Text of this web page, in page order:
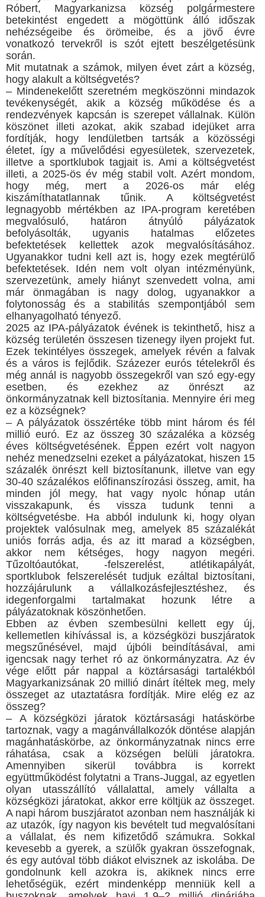
Róbert, Magyarkanizsa község polgármestere
betekintést engedett a mögöttünk álló időszak
nehézségeibe és örömeibe, és a jövő évre
vonatkozó tervekről is szót ejtett beszélgetésünk
során.
Mit mutatnak a számok, milyen évet zárt a község,
hogy alakult a költségvetés?
– Mindenekelőtt szeretném megköszönni mindazok
tevékenységét, akik a község működése és a
rendezvények kapcsán is szerepet vállalnak. Külön
köszönet illeti azokat, akik szabad idejüket arra
fordítják, hogy lendületben tartsák a közösségi
életet, így a művelődési egyesületek, szervezetek,
illetve a sportklubok tagjait is. Ami a költségvetést
illeti, a 2025-ös év még stabil volt. Azért mondom,
hogy még, mert a 2026-os már elég
kiszámíthatatlannak tűnik. A költségvetést
legnagyobb mértékben az IPA-program keretében
megvalósuló, határon átnyúló pályázatok
befolyásolták, ugyanis hatalmas előzetes
befektetések kellettek azok megvalósításához.
Ugyanakkor tudni kell azt is, hogy ezek megtérülő
befektetések. Idén nem volt olyan intézményünk,
szervezetünk, amely hiányt szenvedett volna, ami
már önmagában is nagy dolog, ugyanakkor a
folytonosság és a stabilitás szempontjából sem
elhanyagolható tényező.
2025 az IPA-pályázatok évének is tekinthető, hisz a
község területén összesen tizenegy ilyen projekt fut.
Ezek tekintélyes összegek, amelyek révén a falvak
és a város is fejlődik. Százezer eurós tételekről és
még annál is nagyobb összegekről van szó egy-egy
esetben, és ezekhez az önrészt az
önkormányzatnak kell biztosítania. Mennyire éri meg
ez a községnek?
– A pályázatok összértéke több mint három és fél
millió euró. Ez az összeg 30 százaléka a község
éves költségvetésének. Éppen ezért volt nagyon
nehéz menedzselni ezeket a pályázatokat, hiszen 15
százalék önrészt kell biztosítanunk, illetve van egy
30-40 százalékos előfinanszírozási összeg, amit, ha
minden jól megy, hat vagy nyolc hónap után
visszakapunk, és vissza tudunk tenni a
költségvetésbe. Ha abból indulunk ki, hogy olyan
projektek valósulnak meg, amelyek 85 százalékát
uniós forrás adja, és az itt marad a községben,
akkor nem kétséges, hogy nagyon megéri.
Tűzoltóautókat, -felszerelést, atlétikapályát,
sportklubok felszerelését tudjuk ezáltal biztosítani,
hozzájárulunk a vállalkozásfejlesztéshez, és
idegenforgalmi tartalmakat hozunk létre a
pályázatoknak köszönhetően.
Ebben az évben szembesülni kellett egy új,
kellemetlen kihívással is, a községközi buszjáratok
megszűnésével, majd újbóli beindításával, ami
igencsak nagy terhet ró az önkormányzatra. Az év
vége előtt pár nappal a köztársasági tartalékból
Magyarkanizsának 20 millió dinárt ítéltek meg, mely
összeget az utaztatásra fordítják. Mire elég ez az
összeg?
– A községközi járatok köztársasági hatáskörbe
tartoznak, vagy a magánvállalkozók döntése alapján
magánhatáskörbe, az önkormányzatnak nincs erre
ráhatása, csak a községen belüli járatokra.
Amennyiben sikerül továbbra is korrekt
együttműködést folytatni a Trans-Juggal, az egyetlen
olyan utasszállító vállalattal, amely vállalta a
községközi járatokat, akkor erre költjük az összeget.
A napi három buszjáratot azonban nem használják ki
az utazók, így nagyon kis bevételt tud megvalósítani
a vállalat, és nem kifizetődő számukra. Sokkal
kevesebb a gyerek, a szülők gyakran összefognak,
és egy autóval több diákot elvisznek az iskolába. De
gondolnunk kell azokra is, akiknek nincs erre
lehetőségük, ezért mindenképp menniük kell a